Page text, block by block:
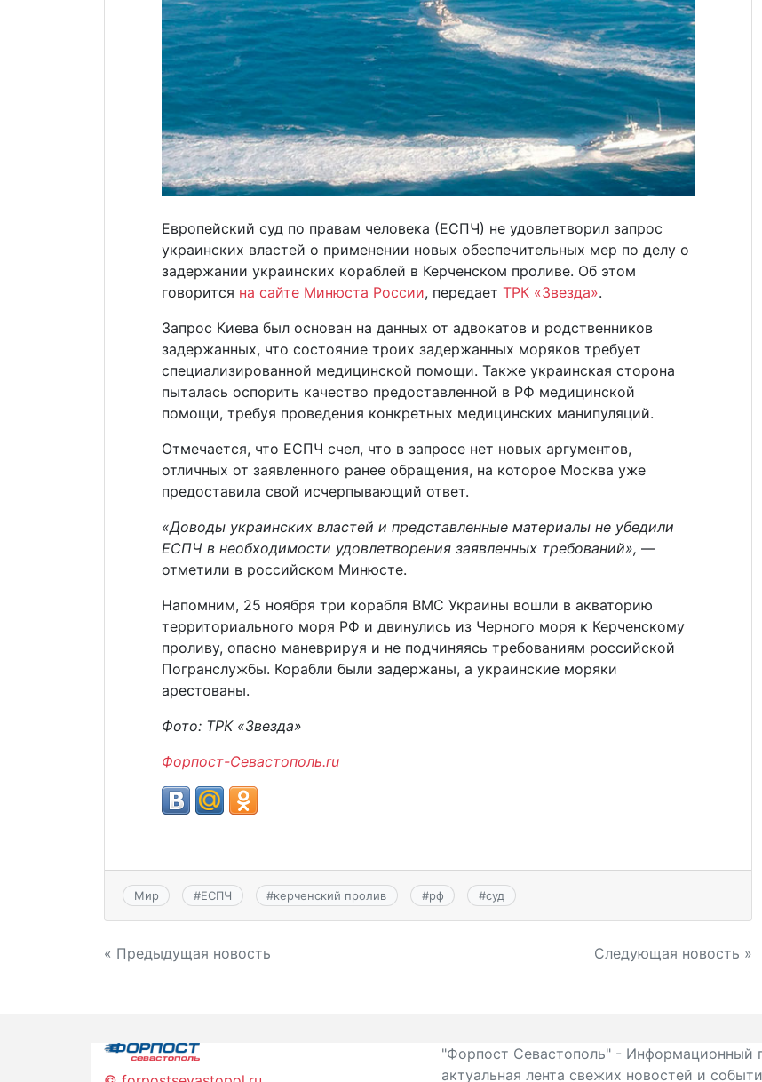
Европейский суд по правам человека (ЕСПЧ) не удовлетворил запрос
украинских властей о применении новых обеспечительных мер по делу о
задержании украинских кораблей в Керченском проливе. Об этом
говорится на сайте Минюста России, передает ТРК «Звезда».
Запрос Киева был основан на данных от адвокатов и родственников
задержанных, что состояние троих задержанных моряков требует
специализированной медицинской помощи. Также украинская сторона
пыталась оспорить качество предоставленной в РФ медицинской
помощи, требуя проведения конкретных медицинских манипуляций.
Отмечается, что ЕСПЧ счел, что в запросе нет новых аргументов,
отличных от заявленного ранее обращения, на которое Москва уже
предоставила свой исчерпывающий ответ.
«Доводы украинских властей и представленные материалы не убедили
ЕСПЧ в необходимости удовлетворения заявленных требований», —
отметили в российском Минюсте.
Напомним, 25 ноября три корабля ВМС Украины вошли в акваторию
территориального моря РФ и двинулись из Черного моря к Керченскому
проливу, опасно маневрируя и не подчиняясь требованиям российской
Погранслужбы. Корабли были задержаны, а украинские моряки
арестованы.
Фото: ТРК «Звезда»
Форпост-Севастополь.ru
Мир #ЕСПЧ #керченский пролив #рф #суд
Навигация
записям
« Предыдущая новость Следующая новость »
"Форпост Севастополь" - Информационный
актуальная лента свежих новостей и